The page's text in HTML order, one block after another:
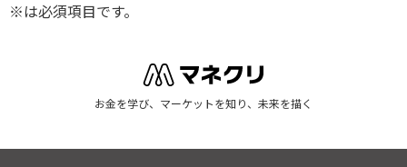
※は必須項目です。
お金を学び、マーケットを知り、未来を描く